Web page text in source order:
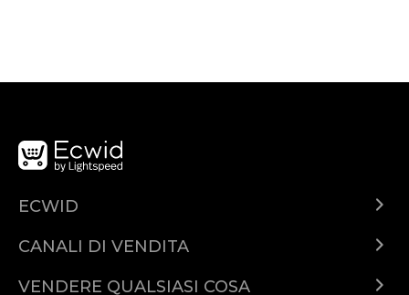
ECWID
Demo
Piani & Prezzi
CANALI DI VENDITA
VENDERE QUALSIASI COSA